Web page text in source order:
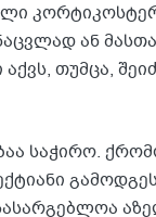
ან
თუმცა,
საჭირო.